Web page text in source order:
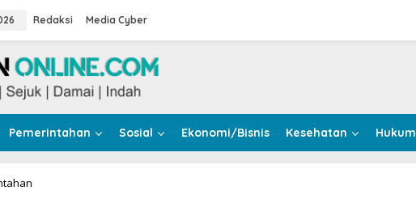
Redaksi Media Cyber
Pemerintahan Sosial Ekonomi/Bisnis Kesehatan Hukum